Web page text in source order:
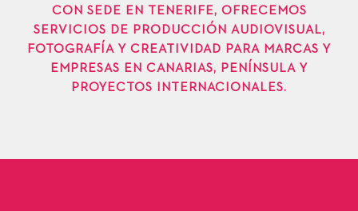
CON SEDE EN TENERIFE, OFRECEMOS
SERVICIOS DE PRODUCCIÓN AUDIOVISUAL,
FOTOGRAFÍA Y CREATIVIDAD PARA MARCAS Y
EMPRESAS EN CANARIAS, PENÍNSULA Y
PROYECTOS INTERNACIONALES.